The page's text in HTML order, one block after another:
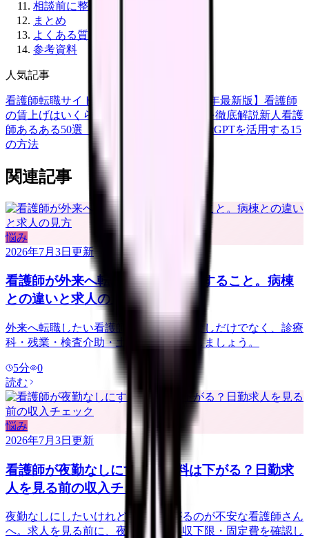
相談前に整理しておきたいこと
まとめ
よくある質問
参考資料
人気記事
看護師転職サイトランキングTOP5【2026年最新版】 看護師
の賃上げはいくら？2026年度の最新情報を徹底解説新人看護
師あるある50選【共感必至】
看護師がChatGPTを活用する15
の方法
関連記事
悩み
2026年7月3日 更新
看護師が外来へ転職する前に確認すること。病棟
との違いと求人の見方
外来へ転職したい看護師さんへ。夜勤なしだけでなく、診療
科・残業・検査介助・土曜勤務を確認しましょう。
5分
0
読む
悩み
2026年7月3日 更新
看護師が夜勤なしにすると給料は下がる？日勤求
人を見る前の収入チェック
夜勤なしにしたいけれど給料が下がるのが不安な看護師さん
へ。求人を見る前に、夜勤手当・年収下限・固定費を確認し